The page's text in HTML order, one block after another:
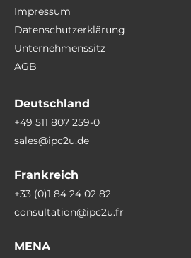
Impressum
Datenschutzerklärung
Unternehmenssitz
AGB
Deutschland
+49 511 807 259-0
sales@ipc2u.de
Frankreich
+33 (0)1 84 24 02 82
consultation@ipc2u.fr
MENA